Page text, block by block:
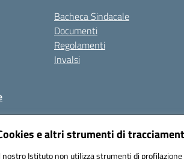
e altri strumenti di
nostro Istituto non utilizza strumenti di
Bacheca Sindacale
Documenti
Regolamenti
Invalsi